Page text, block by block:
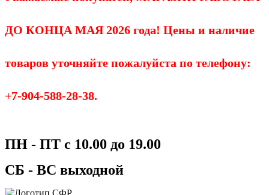
ДО КОНЦА МАЯ 2026 года! Цены и наличие
товаров уточняйте пожалуйста по телефону:
+7-904-588-28-38.
ПН - ПТ с 10.00 до 19.00
СБ - ВС выходной